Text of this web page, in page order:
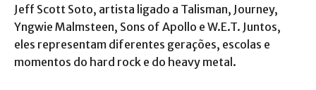
Jeff Scott Soto, artista ligado a Talisman, Journey,
Yngwie Malmsteen, Sons of Apollo e W.E.T. Juntos,
eles representam diferentes gerações, escolas e
momentos do hard rock e do heavy metal.